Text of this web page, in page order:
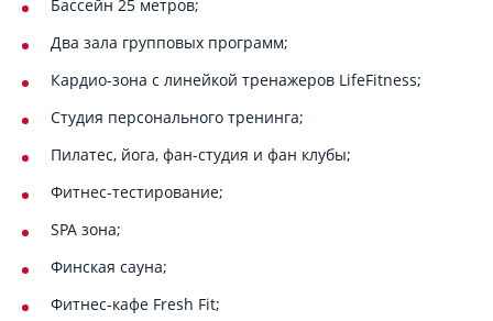
Бассейн 25 метров;
Два зала групповых программ;
Кардио-зона с линейкой тренажеров LifeFitness;
Студия персонального тренинга;
Пилатес, йога, фан-студия и фан клубы;
Фитнес-тестирование;
SPA зона;
Финская сауна;
Фитнес-кафе Fresh Fit;